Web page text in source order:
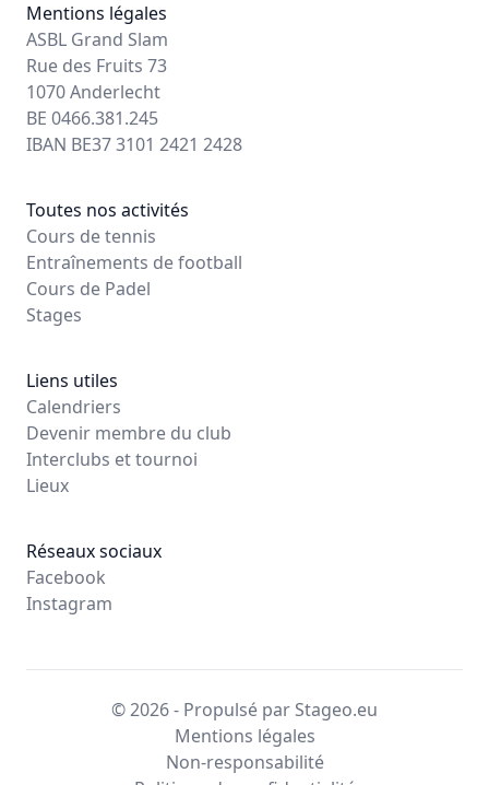
Mentions légales
ASBL Grand Slam
Rue des Fruits 73
1070 Anderlecht
BE 0466.381.245
IBAN BE37 3101 2421 2428
Toutes nos activités
Cours de tennis
Entraînements de football
Cours de Padel
Stages
Liens utiles
Calendriers
Devenir membre du club
Interclubs et tournoi
Lieux
Réseaux sociaux
Facebook
Instagram
© 2026 - Propulsé par Stageo.eu
Mentions légales
Non-responsabilité